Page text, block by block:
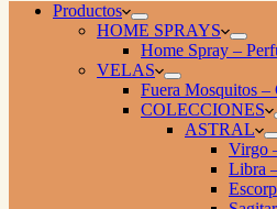
Productos
HOME SPRAYS
Home Spray –
VELAS
Fuera Mosquitos
COLECCIONES
ASTRAL
Virgo
Libra